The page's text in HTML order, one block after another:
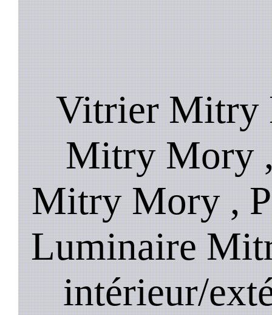
Vitrier Mitry
Mitry Mory
Mitry Mory ,
Luminaire
intérieur/